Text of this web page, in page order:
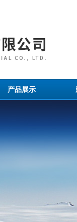
产品展示